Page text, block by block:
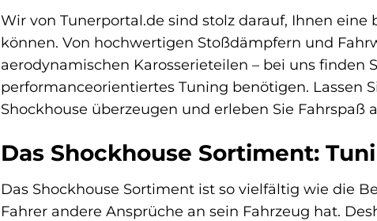
Wir von Tunerportal.de sind stolz darauf, Ihnen
können. Von hochwertigen Stoßdämpfern und
aerodynamischen Karosserieteilen – bei uns finden
performanceorientiertes Tuning benötigen. Lassen
Shockhouse überzeugen und erleben Sie Fahrspaß
Das Shockhouse Sortiment:
Das Shockhouse Sortiment ist so vielfältig wie die
Fahrer andere Ansprüche an sein Fahrzeug hat.